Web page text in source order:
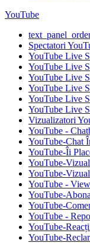
YouTube
Spectatori
YouTube Live
YouTube Live
YouTube Live
YouTube Live
YouTube Live
YouTube Live
Vizualizatori
YouTube -
YouTube-Chat
YouTube-Îi
YouTube-
YouTube-
YouTube -
YouTube-
YouTube-
YouTube -
YouTube-
YouTube-